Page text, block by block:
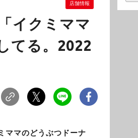
店舗情報
イクミママ
てる。2022
ママのどうぶつドーナ